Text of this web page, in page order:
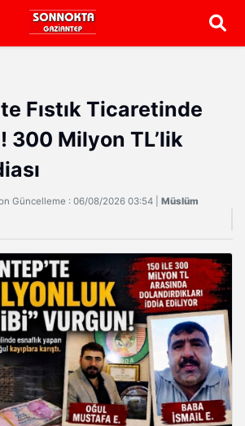
Fıstık Ticaretinde
300 Milyon TL’lik
Güncelleme : 06/08/2026 03:54 | Müslüm